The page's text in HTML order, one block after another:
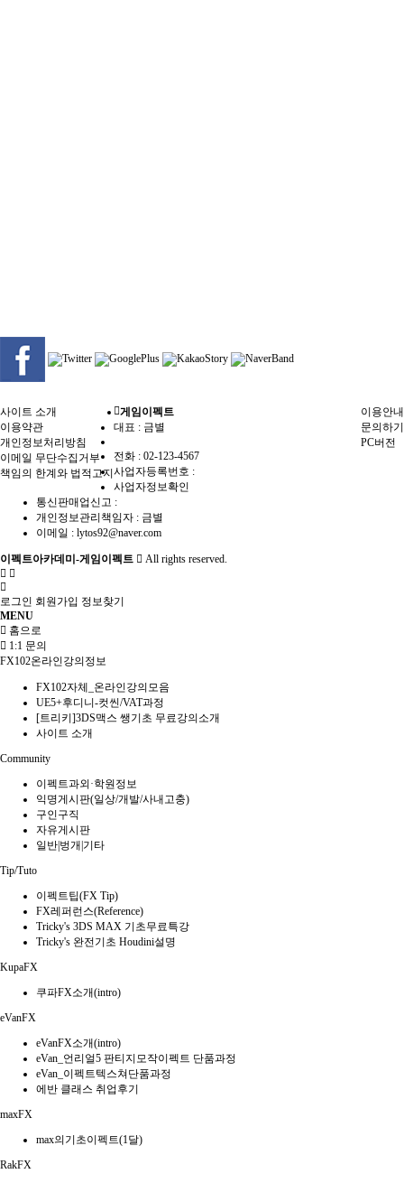
사이트 소개
이용약관
개인정보처리방침
이메일 무단수집거부
책임의 한계와 법적고지
이용안내
문의하기
PC버전
게임이펙트
대표 : 금별
전화 : 02-123-4567
사업자등록번호 :
사업자정보확인
통신판매업신고 :
개인정보관리책임자 : 금별
이메일 : lytos92@naver.com
이펙트아카데미-게임이펙트 All rights reserved.
로그인 회원가입 정보찾기
MENU
홈으로
1:1 문의
FX102온라인강의정보
FX102자체_온라인강의모음
UE5+후디니-컷씬/VAT과정
[트리키]3DS맥스 쌩기초 무료강의소개
사이트 소개
Community
이펙트과외·학원정보
익명게시판(일상/개발/사내고충)
구인구직
자유게시판
일반|벙개|기타
Tip/Tuto
이펙트팁(FX Tip)
FX레퍼런스(Reference)
Tricky's 3DS MAX 기초무료특강
Tricky's 완전기초 Houdini설명
KupaFX
쿠파FX소개(intro)
eVanFX
eVanFX소개(intro)
eVan_언리얼5 판티지모작이펙트 단품과정
eVan_이펙트텍스쳐단품과정
에반 클래스 취업후기
maxFX
max의기초이펙트(1달)
RakFX